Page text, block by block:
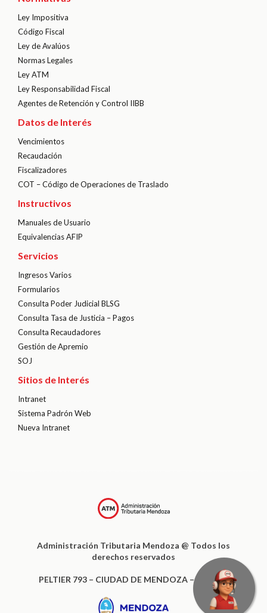
Ley Impositiva
Código Fiscal
Ley de Avalúos
Normas Legales
Ley ATM
Ley Responsabilidad Fiscal
Agentes de Retención y Control IIBB
Datos de Interés
Vencimientos
Recaudación
Fiscalizadores
COT – Código de Operaciones de Traslado
Instructivos
Manuales de Usuario
Equivalencias AFIP
Servicios
Ingresos Varios
Formularios
Consulta Poder Judicial BLSG
Consulta Tasa de Justicia – Pagos
Consulta Recaudadores
Gestión de Apremio
SOJ
Sitios de Interés
Intranet
Sistema Padrón Web
Nueva Intranet
Administración Tributaria Mendoza @ Todos los
derechos reservados
PELTIER 793 – CIUDAD DE MENDOZA – CP 5500